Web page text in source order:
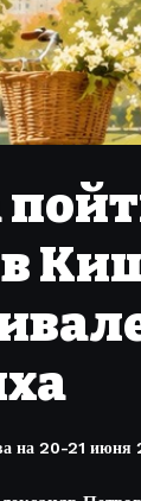
в
20-21 июня